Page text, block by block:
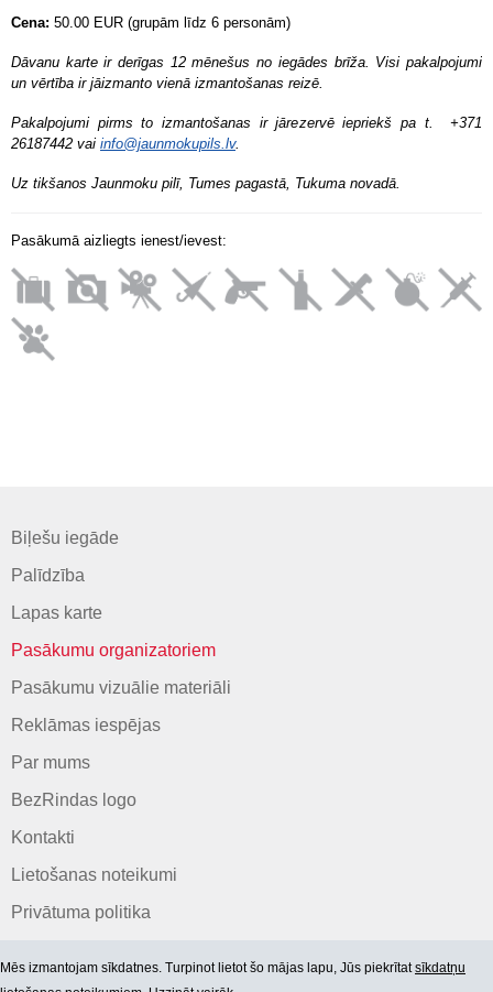
Cena: 50.00 EUR (grupām līdz 6 personām)
Dāvanu karte ir derīgas 12 mēnešus no iegādes brīža. Visi pakalpojumi
un vērtība ir jāizmanto vienā izmantošanas reizē.
Pakalpojumi pirms to izmantošanas ir jārezervē iepriekš pa t. +371
26187442 vai info@jaunmokupils.lv.
Uz tikšanos Jaunmoku pilī, Tumes pagastā, Tukuma novadā.
Pasākumā aizliegts ienest/ievest:
Biļešu iegāde
Palīdzība
Lapas karte
Pasākumu organizatoriem
Pasākumu vizuālie materiāli
Reklāmas iespējas
Par mums
BezRindas logo
Kontakti
Lietošanas noteikumi
Privātuma politika
Mēs izmantojam sīkdatnes. Turpinot lietot šo mājas lapu, Jūs piekrītatsīkdatņu